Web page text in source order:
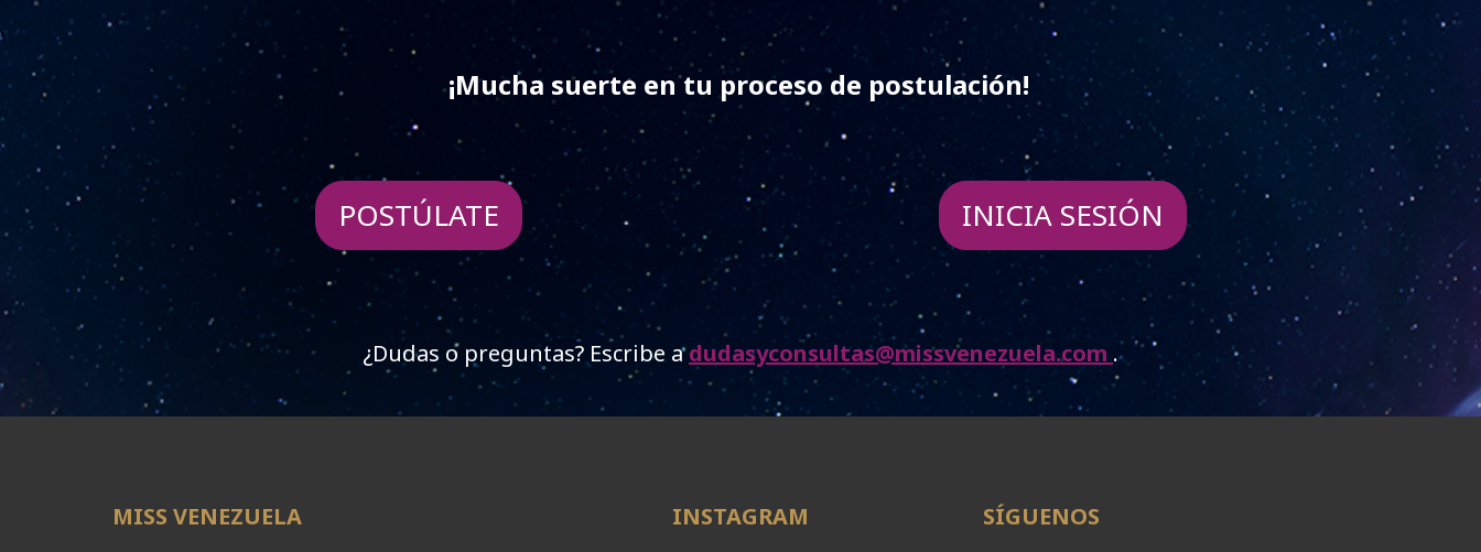
¡Mucha suerte en tu proceso de postulación!
POSTÚLATE INICIA SESIÓN
¿Dudas o preguntas? Escribe adudasyconsultas@missvenezuela.com .
MISS VENEZUELA INSTAGRAM SÍGUENOS